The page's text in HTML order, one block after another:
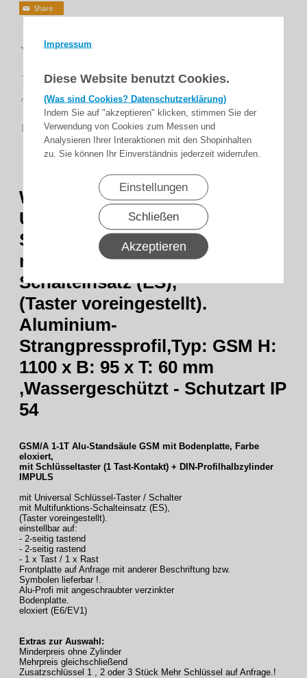
Impressum
Diese Website benutzt Cookies.
(Was sind Cookies? Datenschutzerklärung)
Indem Sie auf "akzeptieren" klicken, stimmen Sie der
Verwendung von Cookies zum Messen und
Analysieren Ihrer Interaktionen mit den Shopinhalten
zu. Sie können Ihr Einverständnis jederzeit widerrufen.
Einstellungen
Schließen
Akzeptieren
Top
Bewertungen
Lieferung
14 Tage
Rückgaberecht
zahlen
WTS - Alu-Standsäulen mit
Universal Schlüssel-Taster /
Schalter
mit Multifunktions-
Schalteinsatz (ES),
(Taster voreingestellt).
Aluminium-
Strangpressprofil,Typ: GSM H:
1100 x B: 95 x T: 60 mm
,Wassergeschützt - Schutzart IP
54
GSM/A 1-1T Alu-Standsäule GSM mit Bodenplatte, Farbe
eloxiert,
mit Schlüsseltaster (1 Tast-Kontakt) + DIN-Profilhalbzylinder
IMPULS
mit Universal Schlüssel-Taster / Schalter
mit Multifunktions-Schalteinsatz (ES),
(Taster voreingestellt).
einstellbar auf:
- 2-seitig tastend
- 2-seitig rastend
- 1 x Tast / 1 x Rast
Frontplatte auf Anfrage mit anderer Beschriftung bzw.
Symbolen lieferbar !.
Alu-Profi mit angeschraubter verzinkter
Bodenplatte.
eloxiert (E6/EV1)
Extras zur Auswahl:
Minderpreis ohne Zylinder
Mehrpreis gleichschließend
Zusatzschlüssel 1 , 2 oder 3 Stück Mehr Schlüssel auf Anfrage.!